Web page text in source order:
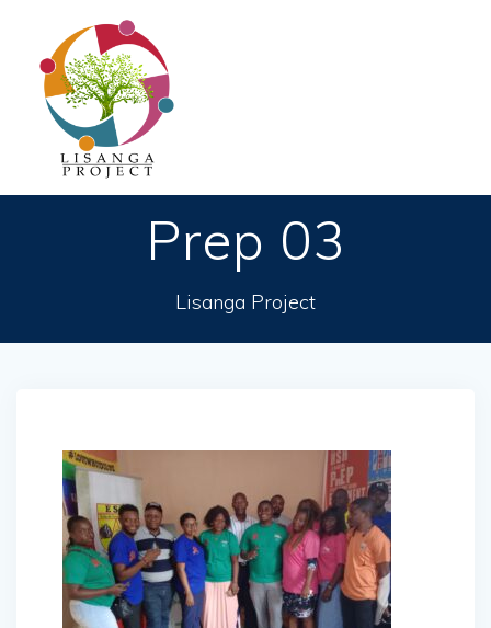
Prep 03
Lisanga Project